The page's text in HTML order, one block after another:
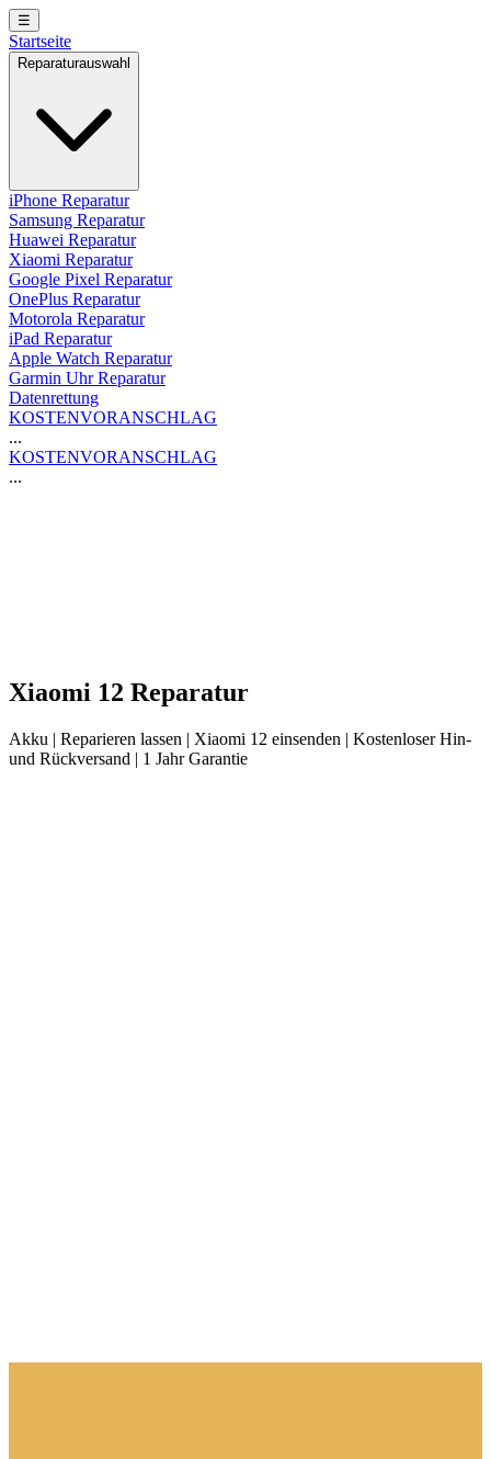
☰
Startseite
Reparaturauswahl
iPhone Reparatur
Samsung Reparatur
Huawei Reparatur
Xiaomi Reparatur
Google Pixel Reparatur
OnePlus Reparatur
Motorola Reparatur
iPad Reparatur
Apple Watch Reparatur
Garmin Uhr Reparatur
Datenrettung
KOSTENVORANSCHLAG
...
KOSTENVORANSCHLAG
...
Xiaomi 12 Reparatur
Akku | Reparieren lassen | Xiaomi 12 einsenden | Kostenloser Hin-
und Rückversand | 1 Jahr Garantie